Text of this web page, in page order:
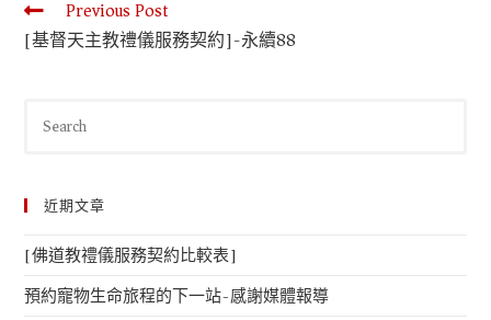
Previous Post
[基督天主教禮儀服務契約]-永續88
近期文章
[佛道教禮儀服務契約比較表]
預約寵物生命旅程的下一站-感謝媒體報導